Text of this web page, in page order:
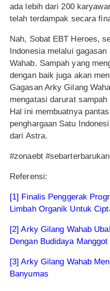
ada lebih dari 200
telah terdampak secara
Nah, Sobat EBT Heroes,
Indonesia melalui
Wahab. Sampah yang
dengan baik juga akan
Gagasan Arky Gilang
mengatasi darurat
Hal ini membuatnya
penghargaan Satu
dari Astra.
#zonaebt
Referensi:
[1] Finalis Penggerak
Limbah Organik Untuk
[2] Arky Gilang Wahab
Dengan Budidaya Manggot
[3] Arky Gilang Wahab
Banyumas